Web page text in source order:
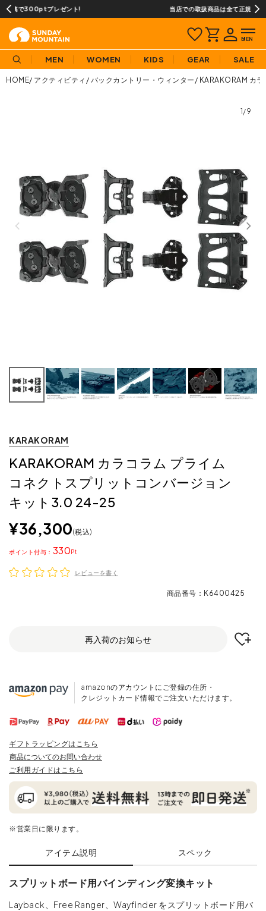
当店での取扱商品は全て正規品です
MEN WOMEN KIDS GEAR SALE
HOME アクティビティ バックカントリー・ウィンター KARAKORAM カ
1/9
KARAKORAM
KARAKORAM カラコラム プライム
コネクトスプリットコンバージョン
キット3.0 24-25
¥36,300 税込
330
ポイント
レビューを書く
商品番号 K6400425
再入荷のお知らせ
amazonのアカウントにご登録の住所・
クレジットカード情報でご注文いただけます。
ギフトラッピングはこちら
商品についてのお問い合わせ
ご利用ガイドはこちら
※営業日に限ります。
アイテム説明 スペック
スプリットボード用バインディング変換キット
Layback、Free Ranger、Wayfinder をスプリットボード用バ